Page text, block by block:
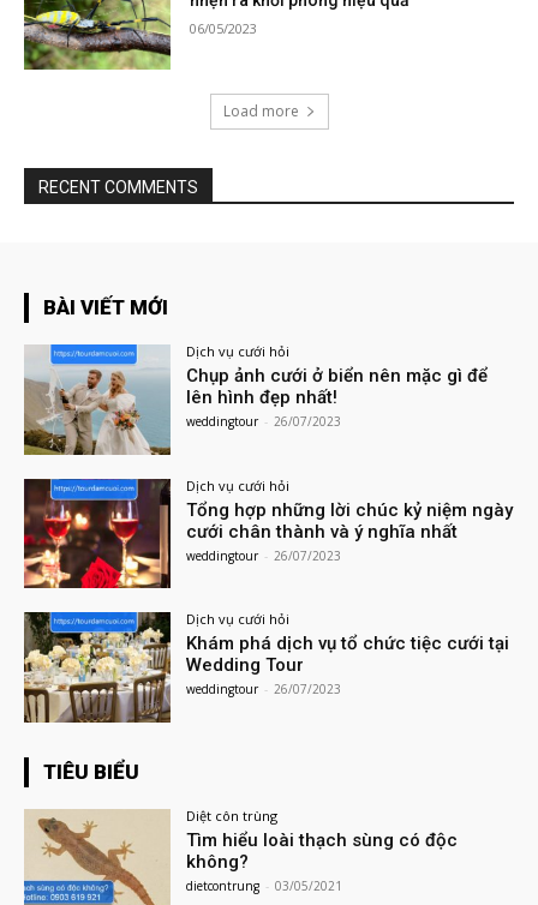
06/05/2023
Load more
RECENT COMMENTS
BÀI VIẾT MỚI
Dịch vụ cưới hỏi
Chụp ảnh cưới ở biển nên mặc gì để
lên hình đẹp nhất!
weddingtour - 26/07/2023
Dịch vụ cưới hỏi
Tổng hợp những lời chúc kỷ niệm ngày
cưới chân thành và ý nghĩa nhất
weddingtour - 26/07/2023
Dịch vụ cưới hỏi
Khám phá dịch vụ tổ chức tiệc cưới tại
Wedding Tour
weddingtour - 26/07/2023
TIÊU BIỂU
Diệt côn trùng
Tìm hiểu loài thạch sùng có độc
không?
dietcontrung - 03/05/2021